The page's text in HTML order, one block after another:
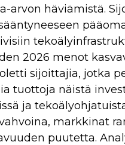
arvon häviämistä.
2026 menot
sijoittajia, jotka
tuottoja näistä
ja
markkinat
puutetta.